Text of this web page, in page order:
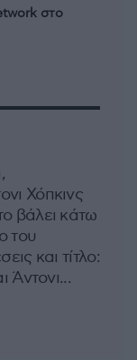
στο
Χόπκινς
βάλει κάτω
του
και τίτλο:
Άντονι...